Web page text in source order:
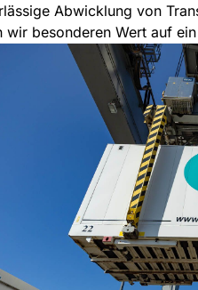
Abwicklung von
wir besonderen Wert auf